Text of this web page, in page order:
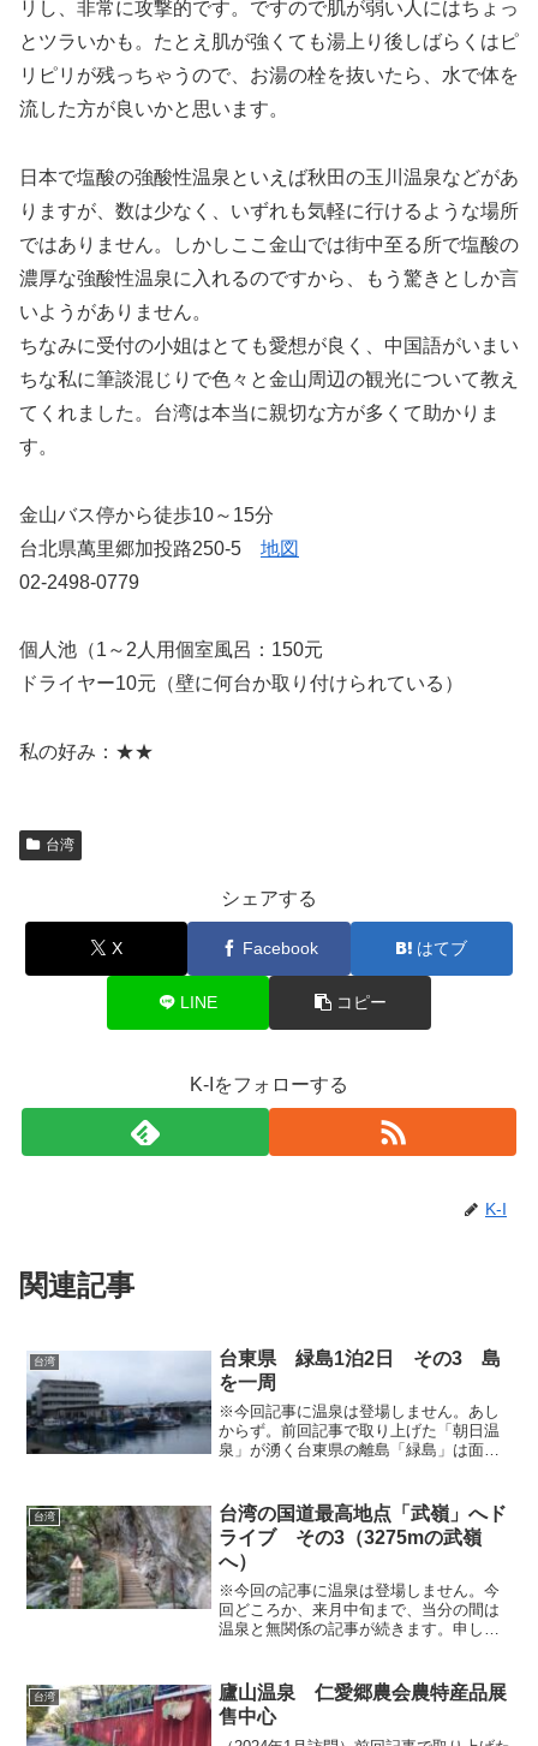
リし、非常に攻撃的です。ですので肌が弱い人にはちょっ
とツラいかも。たとえ肌が強くても湯上り後しばらくはピ
リピリが残っちゃうので、お湯の栓を抜いたら、水で体を
流した方が良いかと思います。
日本で塩酸の強酸性温泉といえば秋田の玉川温泉などがあ
りますが、数は少なく、いずれも気軽に行けるような場所
ではありません。しかしここ金山では街中至る所で塩酸の
濃厚な強酸性温泉に入れるのですから、もう驚きとしか言
いようがありません。
ちなみに受付の小姐はとても愛想が良く、中国語がいまい
ちな私に筆談混じりで色々と金山周辺の観光について教え
てくれました。台湾は本当に親切な方が多くて助かりま
す。
金山バス停から徒歩10～15分
台北県萬里郷加投路250-5 地図
02-2498-0779
個人池（1～2人用個室風呂：150元
ドライヤー10元（壁に何台か取り付けられている）
私の好み：★★
台湾
シェアする
X Facebook はてブ
LINE コピー
K-Iをフォローする
K-I
関連記事
台湾
台東県 緑島1泊2日 その3 島
を一周
※今回記事に温泉は登場しません。あし
からず。前回記事で取り上げた「朝日温
泉」が湧く台東県の離島「緑島」は面積
周回している環状道路であり、一周は
18.247kmですので...
台湾
台湾の国道最高地点「武嶺」へド
ライブ その3（3275mの武嶺
へ）
※今回の記事に温泉は登場しません。今
回どころか、来月中旬まで、当分の間は
温泉と無関係の記事が続きます。申し訳
泉入口・標高575m・台8線167.7km地
点）】文山...
台湾
廬山温泉 仁愛郷農会農特産品展
售中心